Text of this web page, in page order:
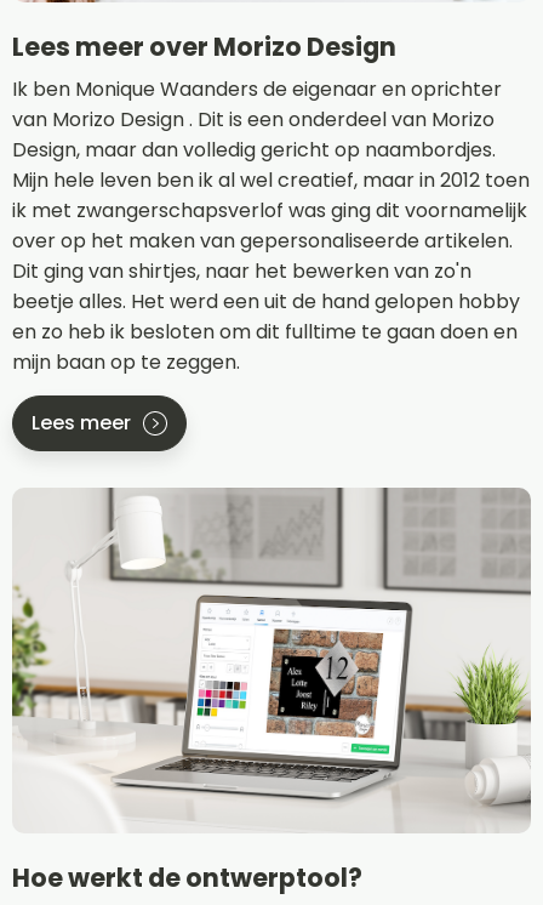
Lees meer over Morizo Design
Ik ben Monique Waanders de eigenaar en oprichter
van Morizo Design . Dit is een onderdeel van Morizo
Design, maar dan volledig gericht op naambordjes.
Mijn hele leven ben ik al wel creatief, maar in 2012 toen
ik met zwangerschapsverlof was ging dit voornamelijk
over op het maken van gepersonaliseerde artikelen.
Dit ging van shirtjes, naar het bewerken van zo'n
beetje alles. Het werd een uit de hand gelopen hobby
en zo heb ik besloten om dit fulltime te gaan doen en
mijn baan op te zeggen.
Lees meer
Hoe werkt de ontwerptool?